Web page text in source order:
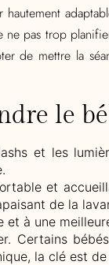
pas trop
de mettre la
le
et les
et
de la
à une
Certains
la clé est